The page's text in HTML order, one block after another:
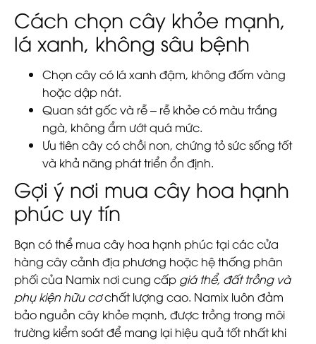
Cách chọn cây khỏe mạnh,
lá xanh, không sâu bệnh
Chọn cây có lá xanh đậm, không đốm vàng
hoặc dập nát.
Quan sát gốc và rễ – rễ khỏe có màu trắng
ngà, không ẩm ướt quá mức.
Ưu tiên cây có chồi non, chứng tỏ sức sống tốt
và khả năng phát triển ổn định.
Gợi ý nơi mua cây hoa hạnh
phúc uy tín
Bạn có thể mua cây hoa hạnh phúc tại các cửa
hàng cây cảnh địa phương hoặc hệ thống phân
phối của Namix nơi cung cấp giá thể, đất trồng và
phụ kiện hữu cơchất lượng cao. Namix luôn đảm
bảo nguồn cây khỏe mạnh, được trồng trong môi
trường kiểm soát để mang lại hiệu quả tốt nhất khi